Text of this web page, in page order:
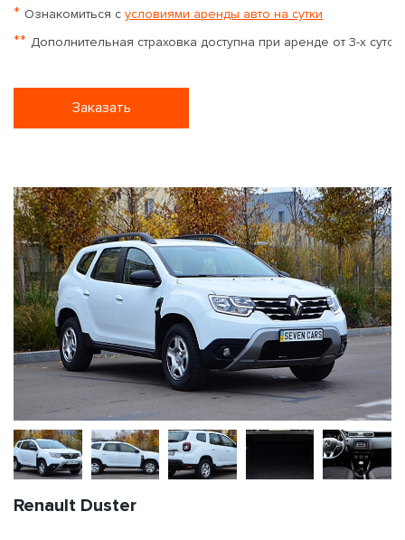
* Ознакомиться с условиями аренды авто на сутки
** Дополнительная страховка доступна при аренде от 3-х суток
Заказать
Renault Duster